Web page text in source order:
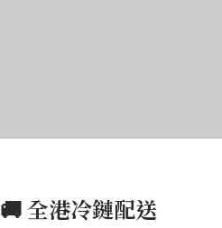
🚚 全港冷鏈配送